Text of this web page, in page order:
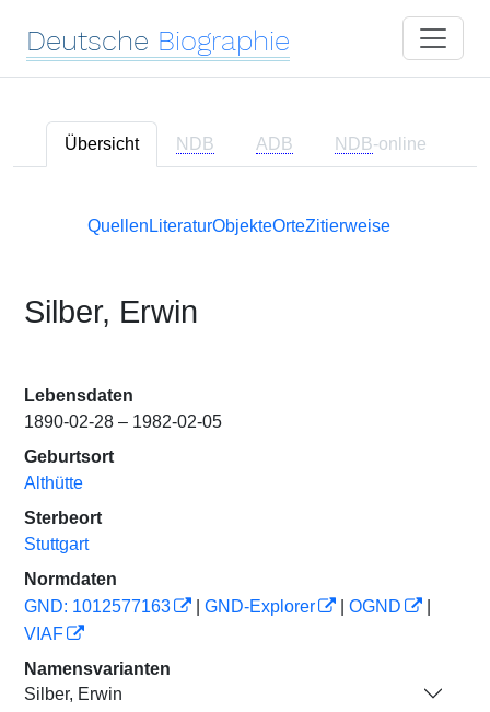
Deutsche Biographie
Übersicht NDB ADB NDB-online
Quellen LiteraturObjekteOrteZitierweise
Silber, Erwin
Lebensdaten
1890-02-28 – 1982-02-05
Geburtsort
Althütte
Sterbeort
Stuttgart
Normdaten
GND: 1012577163
GND-Explorer OGND
VIAF
Namensvarianten
Silber, Erwin